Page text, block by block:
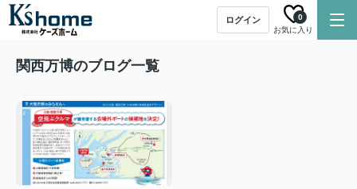
ログイン
お気に入り
0
関西万博のブログ一覧